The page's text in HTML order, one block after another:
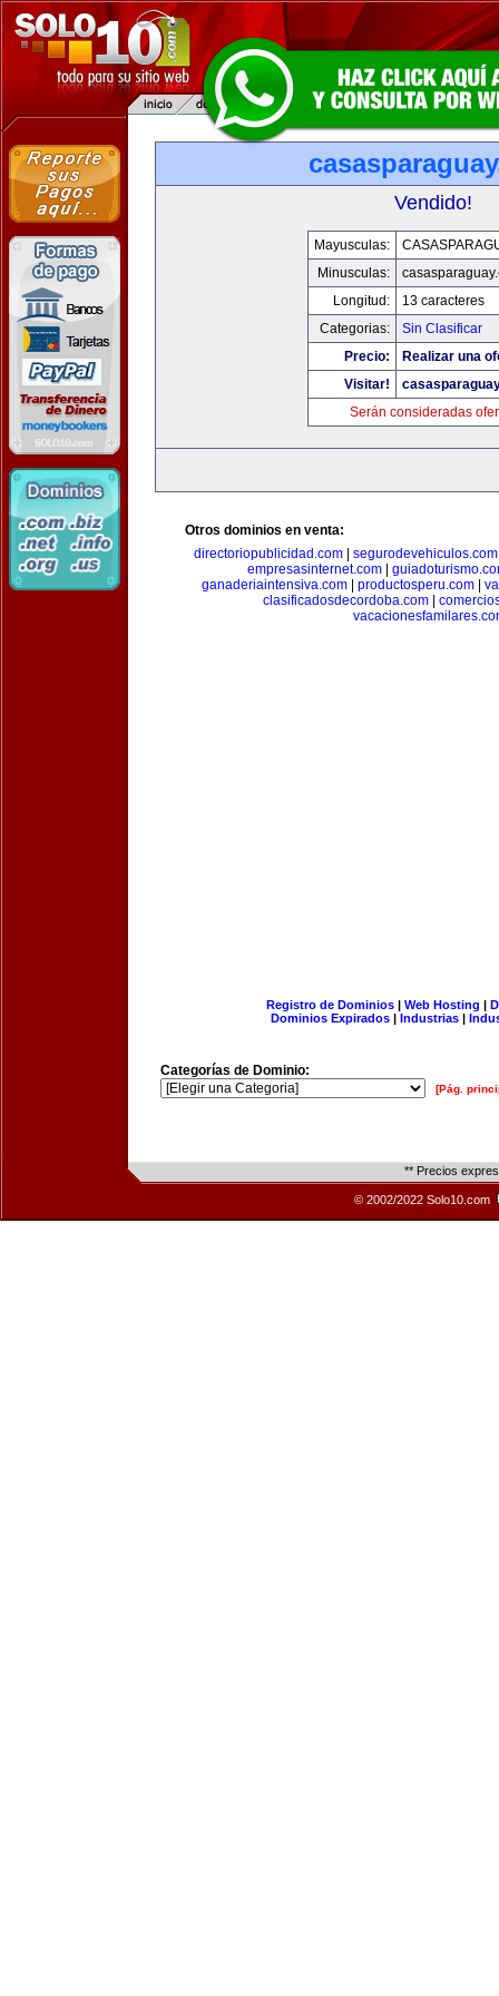
Vendido!
Mayusculas:
Minusculas:
Longitud:
13 caracteres
Categorias:
Sin Clasificar
Precio:
Realizar una
Visitar!
Serán consideradas
Otros dominios en venta:
directoriopublicidad.com
segurodevehiculos.com
empresasinternet.com|
ganaderiaintensiva.com| productosperu.com|
clasificadosdecordoba.com
Registro de Dominios| Web Hosting |
Dominios Expirados | Industrias |
Categorías de Dominio:
[Pág.
** Precios
© 2002/2022 Solo10.com